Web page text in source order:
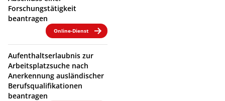
Forschungstätigkeit
beantragen
Online-Dienst
Aufenthaltserlaubnis zur
Arbeitsplatzsuche nach
Anerkennung ausländischer
Berufsqualifikationen
beantragen